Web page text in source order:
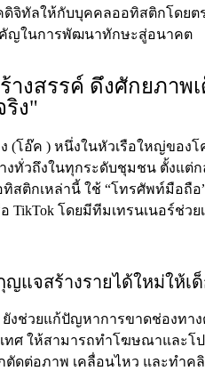
จิทัลให้กับบุคคลออทิสติกโดยต
คัญในการพัฒนาทักษะสู่อนาคต
างสรรค์ ดึงศักยภาพ
ง"
(โอ๊ค ) หนึ่งในหัวเรือใหญ่ของโ
งทั่วถึงในทุกระดับชุมชน ตั้งแ
สติกเหล่านี้ ใช้ “โทรศัพท์มือถือ
รือ TikTok โดยมีทีมเทรนเนอร์
แจสร้างรายได้ใหม่ให้เ
ยังช่วยแก้ปัญหาการขาดช่องท
ศ ให้สามารถทำโฆษณาและโ
ดต่อภาพ เคลื่อนไหว และทำค